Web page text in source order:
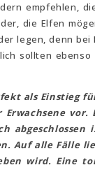
empfehlen,
die Elfen
legen, denn
sollten
als Einstieg
Auf alle Fälle
wird. Eine